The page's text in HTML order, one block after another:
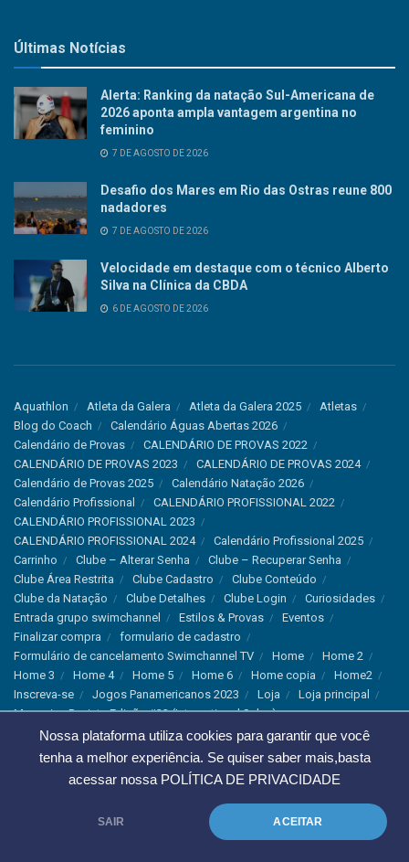
Nossa plataforma utiliza cookies para garantir que você
tenha a melhor experiência. Se quiser saber mais,basta
acessar nossa POLÍTICA DE PRIVACIDADE
SAIR ACEITAR
Últimas Notícias
Alerta: Ranking da natação Sul-Americana de
2026 aponta ampla vantagem argentina no
feminino
7 DE AGOSTO DE 2026
Desafio dos Mares em Rio das Ostras reune 800
nadadores
7 DE AGOSTO DE 2026
Velocidade em destaque com o técnico Alberto
Silva na Clínica da CBDA
6 DE AGOSTO DE 2026
Aquathlon Atleta da Galera Atleta da Galera 2025
Atletas
Blog do Coach
Calendário Águas Abertas 2026
Calendário de Provas
CALENDÁRIO DE PROVAS 2022
CALENDÁRIO DE PROVAS 2023
CALENDÁRIO DE PROVAS 2024
Calendário de Provas 2025
Calendário Natação 2026
Calendário Profissional
CALENDÁRIO PROFISSIONAL 2022
CALENDÁRIO PROFISSIONAL 2023
CALENDÁRIO PROFISSIONAL 2024
Calendário Profissional 2025
Carrinho
Clube – Alterar Senha
Clube – Recuperar Senha
Clube Área Restrita
Clube Cadastro
Clube Conteúdo
Clube da Natação
Clube Detalhes Clube Login
Curiosidades
Entrada grupo swimchannel
Estilos & Provas
Eventos
Finalizar compra
formulario de cadastro
Formulário de cancelamento Swimchannel TV
Home
Home 2
Home 3
Home 4 Home 5 Home 6 Home copia
Home2
Inscreva-se
Jogos Panamericanos 2023 Loja
Loja principal
Magazine Revista Edição #33 (International Sales)
Magazine Swimchannel (International Sale)
Marcas
Minha conta
Newsletter Notícias
Notícias Instagram
Política de Cancelamento
Política de privacidade
Saúde
Thank You
Troca e Devolução